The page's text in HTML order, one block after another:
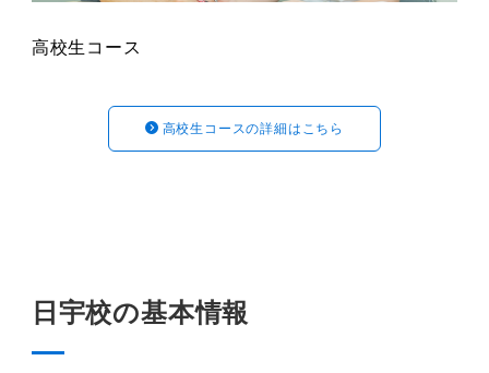
高校生コース
高校生コースの詳細はこちら
日宇校の基本情報